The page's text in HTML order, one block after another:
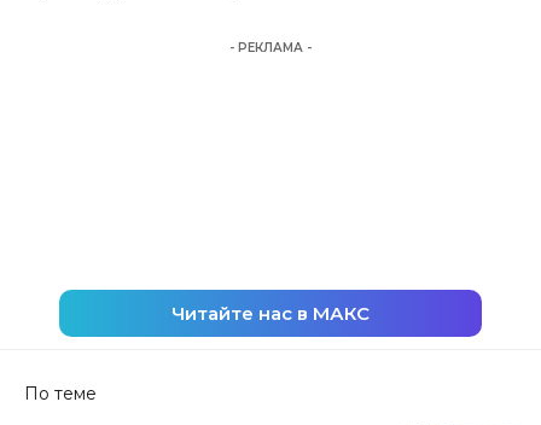
- РЕКЛАМА -
Читайте нас в МАКС
По теме